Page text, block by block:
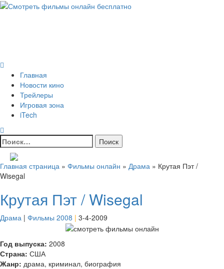
Skip
MenuГлавная
Новости кино
Трейлеры
Игровая зона
iTech
Найти:
Главная страница » Фильмы онлайн » Драма » Крутая Пэт /
Wisegal
Крутая Пэт / Wisegal
Драма | Фильмы 2008 | 3-4-2009
Год выпуска: 2008
Страна: США
Жанр: драма, криминал, биография